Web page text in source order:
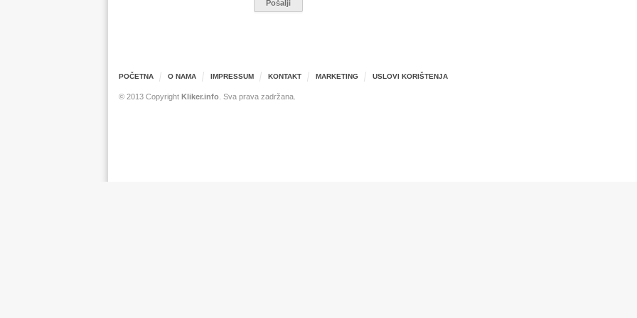
POČETNA O NAMA IMPRESSUM KONTAKT MARKETING USLOVI KORIŠTENJA
© 2013 Copyright Kliker.info . Sva prava zadržana.